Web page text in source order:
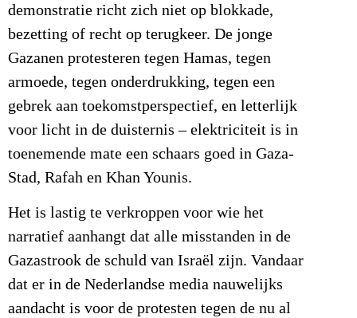
demonstratie richt zich niet op blokkade,
bezetting of recht op terugkeer. De jonge
Gazanen protesteren tegen Hamas, tegen
armoede, tegen onderdrukking, tegen een
gebrek aan toekomstperspectief, en letterlijk
voor licht in de duisternis – elektriciteit is in
toenemende mate een schaars goed in Gaza-
Stad, Rafah en Khan Younis.
Het is lastig te verkroppen voor wie het
narratief aanhangt dat alle misstanden in de
Gazastrook de schuld van Israël zijn. Vandaar
dat er in de Nederlandse media nauwelijks
aandacht is voor de protesten tegen de nu al